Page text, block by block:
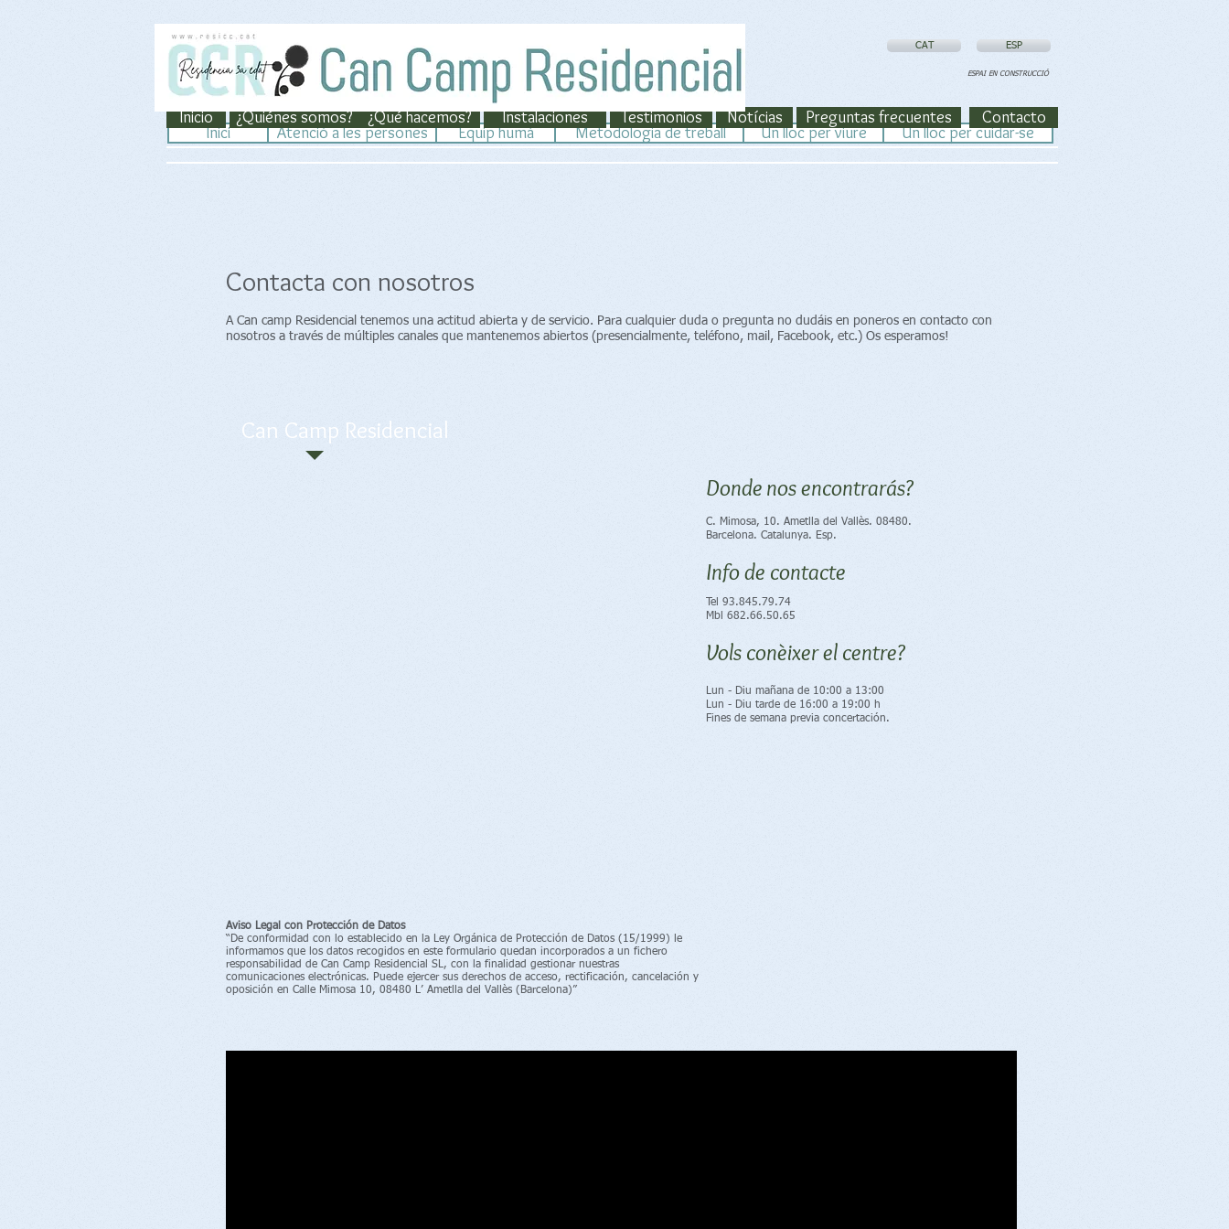
Inici Atenció a les persones Equip humà Metodologia de treball Un lloc per viure Un lloc per cuidar-se
Inicio ¿Quiénes somos? ¿Qué hacemos? Instalaciones Testimonios Notícias Preguntas frecuentes Contacto
Contacta con nosotros
A Can camp Residencial tenemos una actitud abierta y de servicio. Para cualquier duda o pregunta no dudáis en poneros en contacto con
nosotros a través de múltiples canales que mantenemos abiertos (presencialmente, teléfono, mail, Facebook, etc.) Os esperamos!
Can Camp Residencial
Donde nos encontrarás?
​C. Mimosa, 10. Ametlla del Vallès. 08480.
Barcelona. Catalunya. Esp.
Info de contacte
Tel 93.845.79.74
Mbl 682.66.50.65
Vols conèixer el centre?
​Lun - Diu mañana de 10:00 a 13:00
Lun - Diu tarde de 16:00 a 19:00 h
Fines de semana previa concertación.
Aviso Legal con Protección de Datos
“De conformidad con lo establecido en la Ley Orgánica de Protección de Datos (15/1999) le
informamos que los datos recogidos en este formulario quedan incorporados a un fichero
responsabilidad de Can Camp Residencial SL, con la finalidad gestionar nuestras
comunicaciones electrónicas. Puede ejercer sus derechos de acceso, rectificación, cancelación y
oposición en Calle Mimosa 10, 08480 L’ Ametlla del Vallès (Barcelona)”
CAT ESP
ESPAI EN CONSTRUCCIÓ